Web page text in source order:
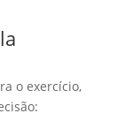
o exercício,